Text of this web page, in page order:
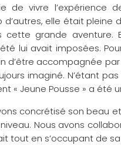
de vivre l’expérience
elle était pleine
cette grande aventure.
lui avait imposées.
d’être accompagnée
imaginé. N’étant
« Jeune Pousse » a été
concrétisé son beau
Nous avons
tout en s’occupant de